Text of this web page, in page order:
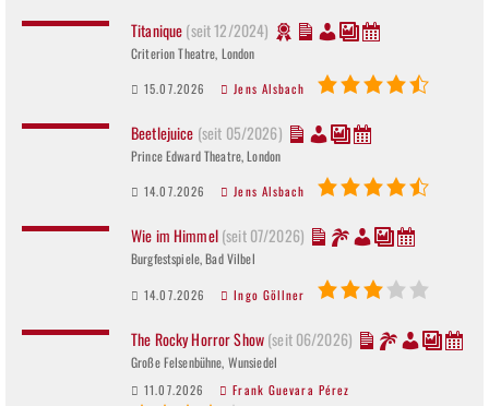
Titanique(seit 12/2024)
Criterion Theatre, London
15.07.2026 Jens Alsbach
Beetlejuice (seit 05/2026)
Prince Edward Theatre, London
14.07.2026 Jens Alsbach
Wie im Himmel(seit 07/2026)
Burgfestspiele, Bad Vilbel
14.07.2026 Ingo Göllner
The Rocky Horror Show(seit 06/2026)
Große Felsenbühne, Wunsiedel
11.07.2026 Frank Guevara Pérez